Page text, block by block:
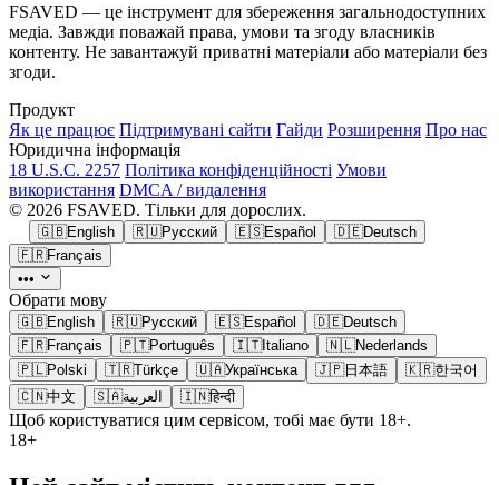
FSAVED — це інструмент для збереження загальнодоступних
медіа. Завжди поважай права, умови та згоду власників
контенту. Не завантажуй приватні матеріали або матеріали без
згоди.
Продукт
Як це працює Підтримувані сайти Гайди Розширення Про нас
Юридична інформація
18 U.S.C. 2257 Політика конфіденційності Умови
використання DMCA / видалення
© 2026 FSAVED. Тільки для дорослих.
🇬🇧English 🇷🇺Русский 🇪🇸Español 🇩🇪Deutsch
🇫🇷Français
•••
Обрати мову
🇬🇧English 🇷🇺Русский 🇪🇸Español 🇩🇪Deutsch
🇫🇷Français 🇵🇹Português 🇮🇹Italiano 🇳🇱Nederlands
🇵🇱Polski 🇹🇷Türkçe 🇺🇦Українська 🇯🇵日本語 🇰🇷한국어
🇨🇳中文 🇸🇦العربية 🇮🇳हिन्दी
Щоб користуватися цим сервісом, тобі має бути 18+.
18+